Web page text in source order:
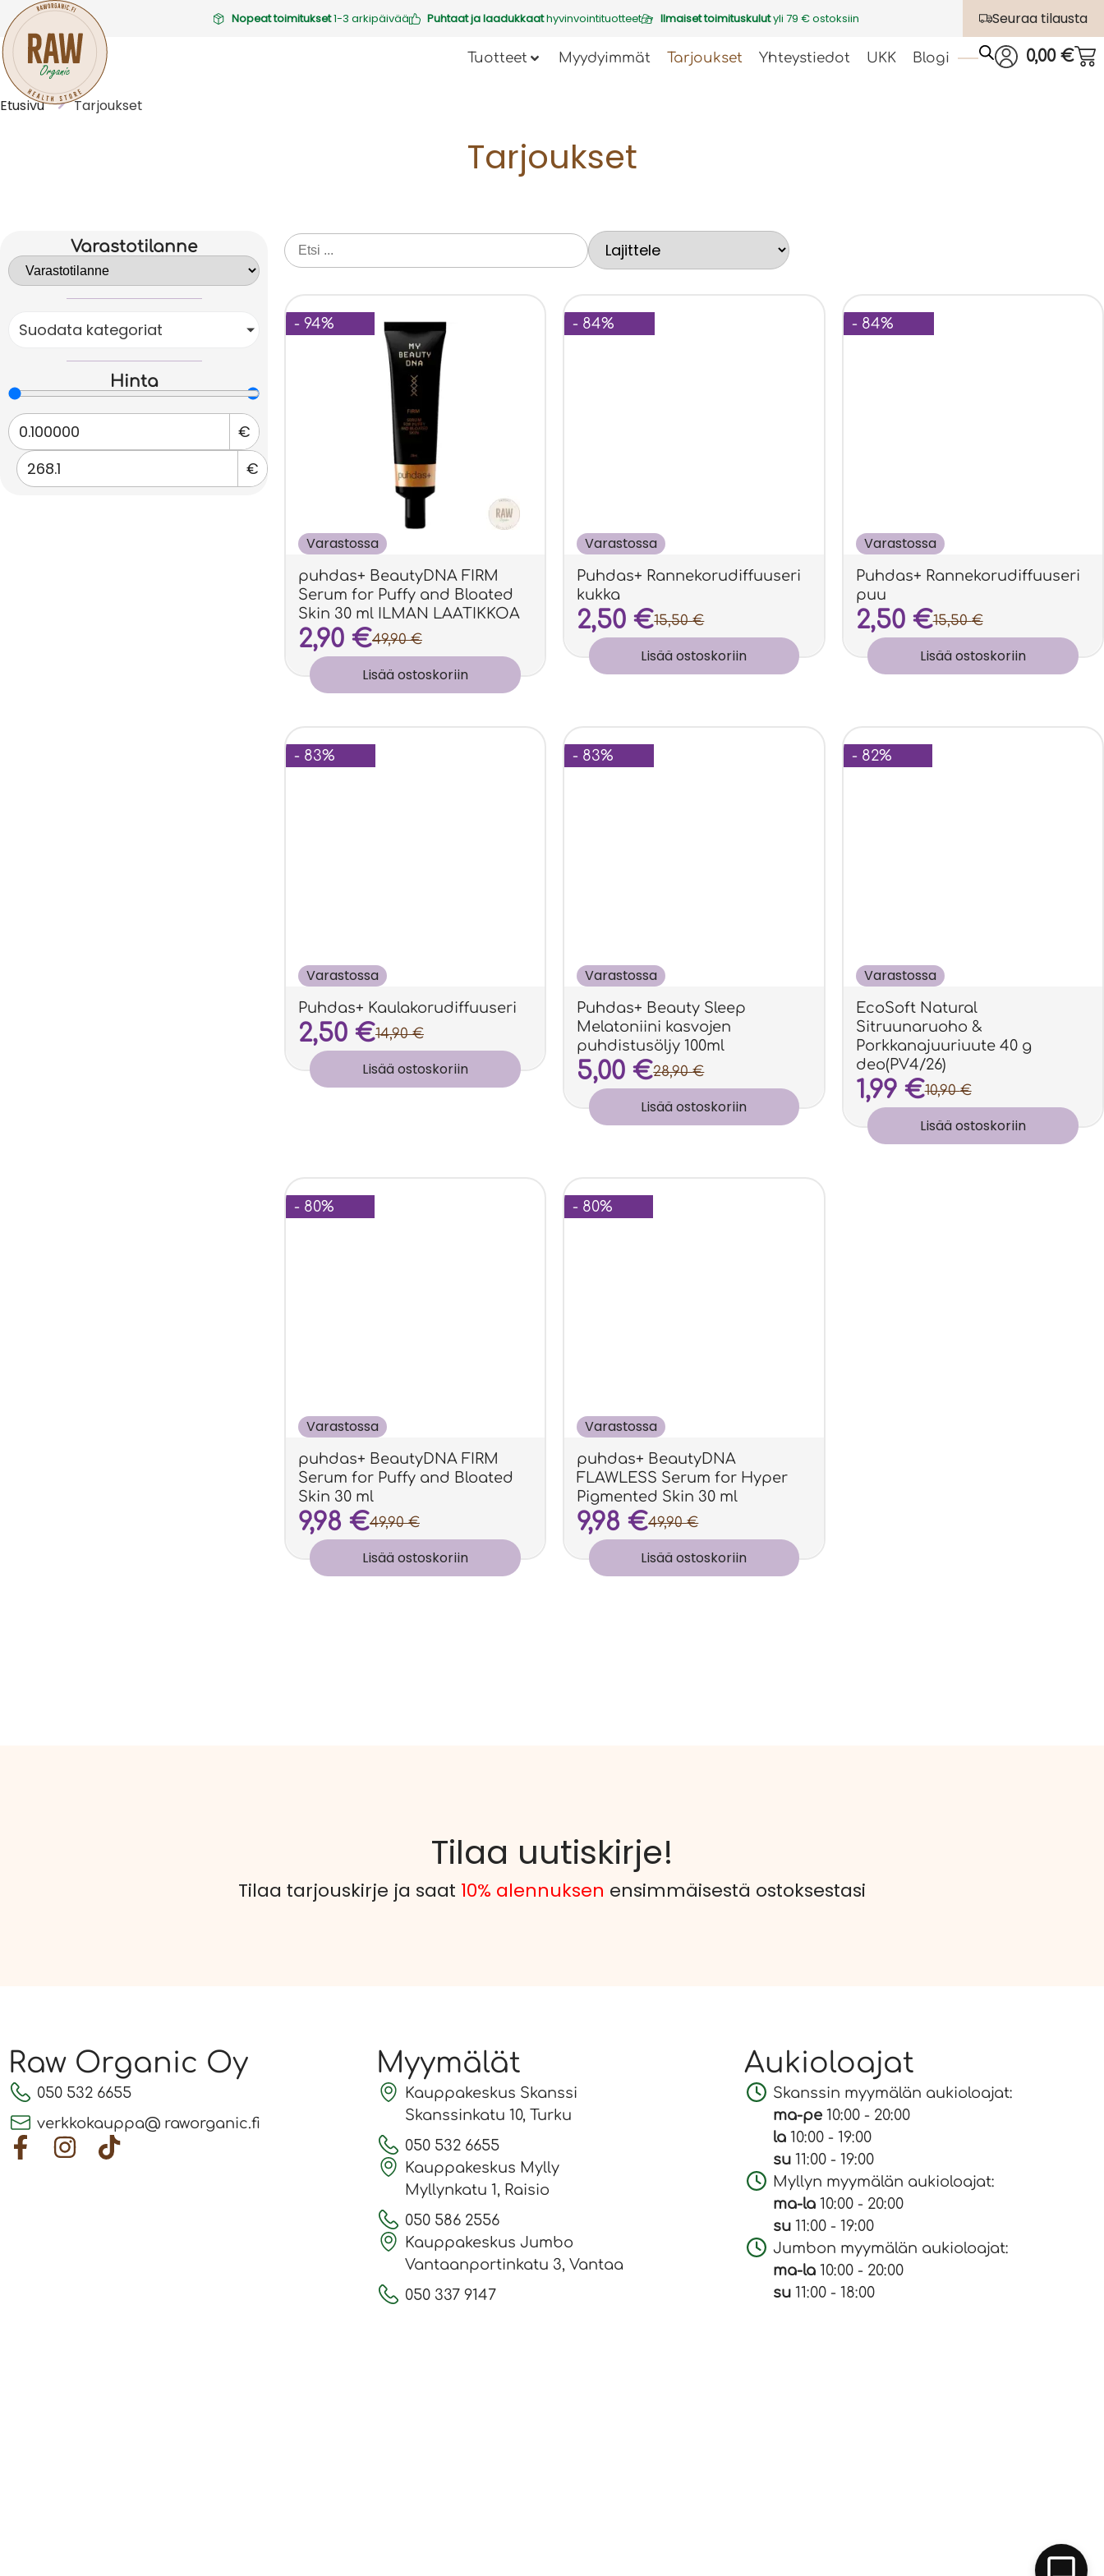
Nopeat toimitukset1-3 arkipäivää Puhtaat ja laadukkaathyvinvointituotteet Ilmaiset toimituskulutyli 79 € ostoksiin Seuraa tilausta
Tuotteet Myydyimmät Tarjoukset Yhteystiedot UKK Blogi 0,00 €
Etusivu Tarjoukset
Tarjoukset
Varastotilanne
Suodata kategoriat
Hinta
€
€
- 94%
Varastossa
puhdas+ BeautyDNA FIRM
Serum for Puffy and Bloated
Skin 30 ml ILMAN LAATIKKOA
49,90€
2,90 €
Lisää ostoskoriin
- 84%
Varastossa
Puhdas+ Rannekorudiffuuseri
kukka
15,50€
2,50€
Lisää ostoskoriin
- 84%
Varastossa
Puhdas+ Rannekorudiffuuseri
puu
15,50€
2,50 €
Lisää ostoskoriin
- 83%
Varastossa
Puhdas+ Kaulakorudiffuuseri
14,90€
2,50 €
Lisää ostoskoriin
- 83%
Varastossa
Puhdas+ Beauty Sleep
Melatoniini kasvojen
puhdistusöljy 100ml
28,90€
5,00€
Lisää ostoskoriin
- 82%
Varastossa
EcoSoft Natural
Sitruunaruoho &
Porkkanajuuriuute 40 g
deo(PV4/26)
10,90€
1,99 €
Lisää ostoskoriin
- 80%
Varastossa
puhdas+ BeautyDNA FIRM
Serum for Puffy and Bloated
Skin 30 ml
49,90€
9,98 €
Lisää ostoskoriin
- 80%
Varastossa
puhdas+ BeautyDNA
FLAWLESS Serum for Hyper
Pigmented Skin 30 ml
49,90€
9,98€
Lisää ostoskoriin
Tilaa uutiskirje!
Tilaa tarjouskirje ja saat 10% alennuksen ensimmäisestä ostoksestasi
Raw Organic Oy
050 532 6655
verkkokauppa@ raworganic.fi
Myymälät
Kauppakeskus Skanssi
Skanssinkatu 10, Turku
050 532 6655
Kauppakeskus Mylly
Myllynkatu 1, Raisio
050 586 2556
Kauppakeskus Jumbo
Vantaanportinkatu 3, Vantaa
050 337 9147
Aukioloajat
Skanssin myymälän aukioloajat:
ma-pe 10:00 - 20:00
la 10:00 - 19:00
su 11:00 - 19:00
Myllyn myymälän aukioloajat:
ma-la 10:00 - 20:00
su 11:00 - 19:00
Jumbon myymälän aukioloajat:
ma-la 10:00 - 20:00
su 11:00 - 18:00